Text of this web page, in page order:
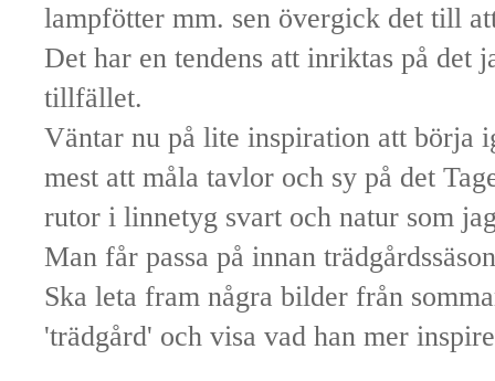
lampfötter mm. sen övergick det till
Det har en tendens att inriktas på det
tillfället.
Väntar nu på lite inspiration att börja
mest att måla tavlor och sy på det
rutor i linnetyg svart och natur som
Man får passa på innan
Ska leta fram några bilder från
'trädgård' och visa vad han mer